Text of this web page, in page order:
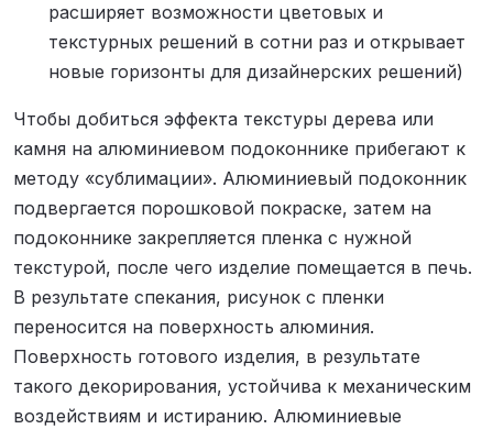
расширяет возможности цветовых и
текстурных решений в сотни раз и открывает
новые горизонты для дизайнерских решений)
Чтобы добиться эффекта текстуры дерева или
камня на алюминиевом подоконнике прибегают к
методу «сублимации». Алюминиевый подоконник
подвергается порошковой покраске, затем на
подоконнике закрепляется пленка с нужной
текстурой, после чего изделие помещается в печь.
В результате спекания, рисунок с пленки
переносится на поверхность алюминия.
Поверхность готового изделия, в результате
такого декорирования, устойчива к механическим
воздействиям и истиранию. Алюминиевые